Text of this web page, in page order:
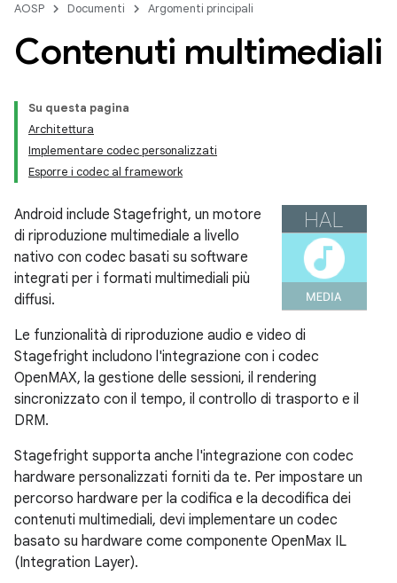
AOSP Documenti Argomenti principali
Contenuti multimediali
Su questa pagina
Architettura
Implementare codec personalizzati
Esporre i codec al framework
Android include Stagefright, un motore
di riproduzione multimediale a livello
nativo con codec basati su software
integrati per i formati multimediali più
diffusi.
Le funzionalità di riproduzione audio e video di
Stagefright includono l'integrazione con i codec
OpenMAX, la gestione delle sessioni, il rendering
sincronizzato con il tempo, il controllo di trasporto e il
DRM.
Stagefright supporta anche l'integrazione con codec
hardware personalizzati forniti da te. Per impostare un
percorso hardware per la codifica e la decodifica dei
contenuti multimediali, devi implementare un codec
basato su hardware come componente OpenMax IL
(Integration Layer).